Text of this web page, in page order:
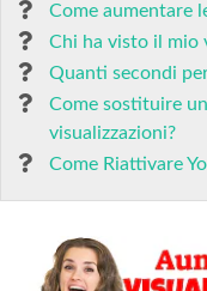
Come aumentare
Chi ha visto il mio
Quanti secondi
Come sostituire
visualizzazioni?
Come Riattivare